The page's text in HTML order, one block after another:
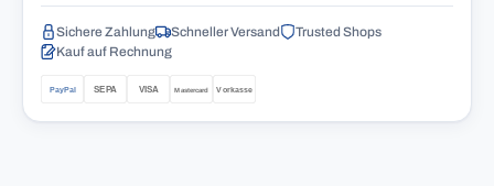
Sichere Zahlung Schneller Versand
Trusted Shops
Kauf auf Rechnung